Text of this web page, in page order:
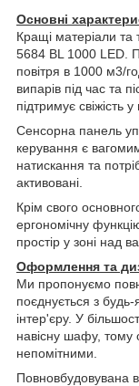
Основні
Кращі матеріали та
5684 BL 1000 LED.
повітря в 1000 м3/
випарів під час та
підтримує свіжість
Сенсорна панель
керування є
натискання та
активовані.
Крім свого
ергономічну
простір у зоні над
Оформлення та
Ми пропонуємо
поєднується з
інтер'єру. У
навісну шафу, тому
непомітними.
Повновбудовувана